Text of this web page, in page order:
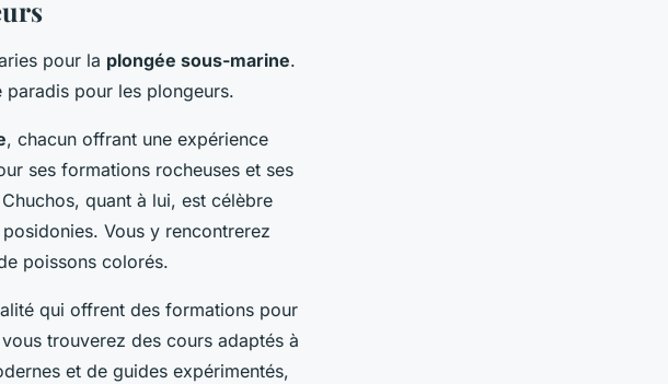
pour la plongée sous-marine.
paradis pour les plongeurs.
, chacun offrant une expérience
ses formations rocheuses et ses
quant à lui, est célèbre
Vous y rencontrerez
poissons colorés.
qui offrent des formations pour
trouverez des cours adaptés à
et de guides expérimentés,